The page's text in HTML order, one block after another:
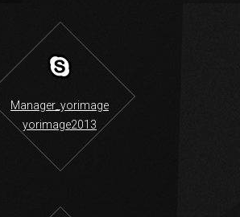
Manager_yorimage
yorimage2013